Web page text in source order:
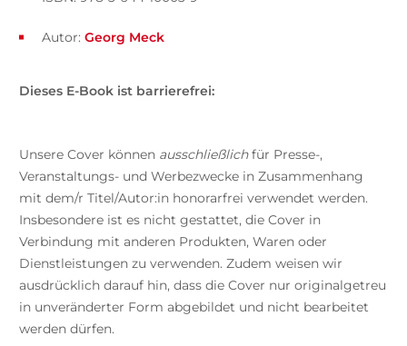
Autor: Georg Meck
Dieses E-Book ist barrierefrei:
Unsere Cover können ausschließlichfür Presse-,
Veranstaltungs- und Werbezwecke in Zusammenhang
mit dem/r Titel/Autor:in honorarfrei verwendet werden.
Insbesondere ist es nicht gestattet, die Cover in
Verbindung mit anderen Produkten, Waren oder
Dienstleistungen zu verwenden. Zudem weisen wir
ausdrücklich darauf hin, dass die Cover nur originalgetreu
in unveränderter Form abgebildet und nicht bearbeitet
werden dürfen.